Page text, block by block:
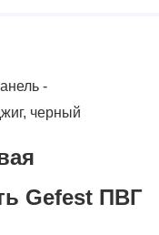
-
черный
Gefest ПВГ